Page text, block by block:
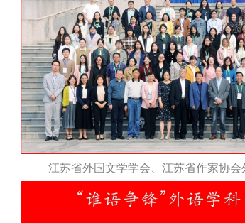
江苏省外国文学学会、江苏省作家协